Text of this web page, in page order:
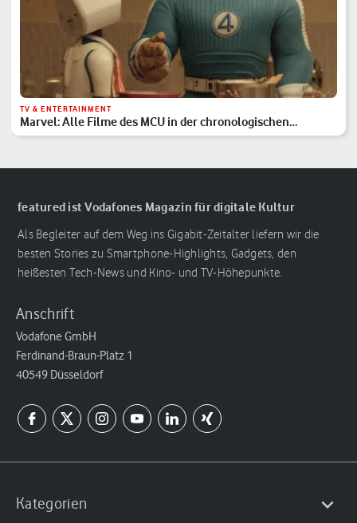
TV & ENTERTAINMENT
Marvel: Alle Filme des MCU in der chronologischen
Reihenfolge
featured ist Vodafones Magazin für digitale Kultur
Als Begleiter auf dem Weg ins Gigabit-Zeitalter liefern wir die
besten Stories zu Smartphone-Highlights, Gadgets, den
heißesten Tech-News und Kino- und TV-Höhepunkte.
Anschrift
Vodafone GmbH
Ferdinand-Braun-Platz 1
40549 Düsseldorf
Kategorien